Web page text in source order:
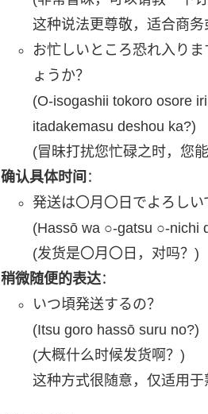
这种说法更尊敬，适合商务
お忙しいところ恐れ入り
ょうか？
(O-isogashii tokoro osore
itadakemasu deshou ka?)
(冒昧打扰您忙碌之时，您
确认具体时间 ：
発送は〇月〇日でよろしい
(Hassō wa ○-gatsu ○-nichi
(发货是〇月〇日，对吗？)
稍微随便的表达：
いつ頃発送するの？
(Itsu goro hassō suru no?)
(大概什么时候发货啊？)
这种方式很随意，仅适用于